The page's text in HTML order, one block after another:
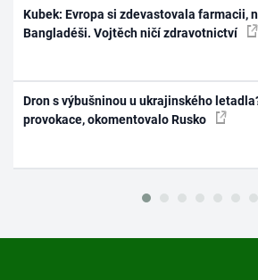
Kubek: Evropa si zdevastovala farmacii,
Bangladéši. Vojtěch ničí zdravotnictví
Dron s výbušninou u ukrajinského
provokace, okomentovalo Rusko